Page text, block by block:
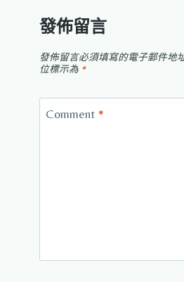
發佈留言
發佈留言必須填寫的電子郵件地
位標示為 *
Comment *